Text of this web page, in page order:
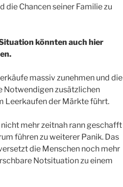
die Chancen seiner Familie zu
könnten auch hier
massiv zunehmen und die
Notwendigen zusätzlichen
Leerkaufen der Märkte führt.
mehr zeitnah rann geschafft
führen zu weiterer Panik. Das
die Menschen noch mehr
Notsituation zu einem